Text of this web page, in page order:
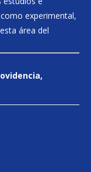
experimental,
área del